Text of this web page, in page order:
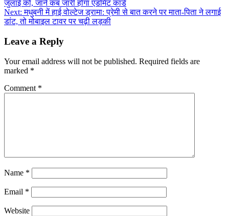
navigation
जुलाई को, जानें कब जारी होगा एडमिट कार्ड
Next: मधुबनी में हाई वोल्टेज ड्रामा: प्रेमी से बात करने पर माता-पिता ने लगाई
डांट, तो मोबाइल टावर पर चढ़ी लड़की
Leave a Reply
Your email address will not be published. Required fields are
marked *
Comment *
Name *
Email *
Website